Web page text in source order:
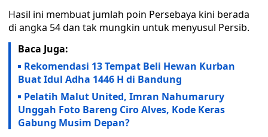
Hasil ini membuat jumlah poin Persebaya kini berada
di angka 54 dan tak mungkin untuk menyusul Persib.
Baca Juga:
Rekomendasi 13 Tempat Beli Hewan Kurban
Buat Idul Adha 1446 H di Bandung
Pelatih Malut United, Imran Nahumarury
Unggah Foto Bareng Ciro Alves, Kode Keras
Gabung Musim Depan?